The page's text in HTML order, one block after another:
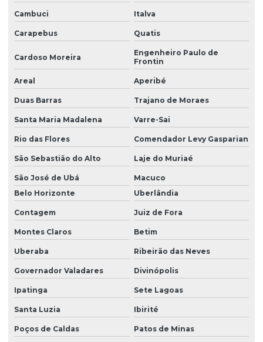
Cambuci Italva
Carapebus Quatis
Cardoso Moreira
Engenheiro Paulo de
Frontin
Areal Aperibé
Duas Barras Trajano de Moraes
Santa Maria Madalena Varre-Sai
Rio das Flores Comendador Levy Gasparian
São Sebastião do Alto Laje do Muriaé
São José de Ubá
Macuco
Belo Horizonte
Uberlândia
Contagem Juiz de Fora
Montes Claros Betim
Uberaba Ribeirão das Neves
Governador Valadares Divinópolis
Ipatinga Sete Lagoas
Santa Luzia Ibirité
Poços de Caldas Patos de Minas